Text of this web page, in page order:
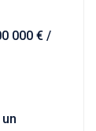
000 € /